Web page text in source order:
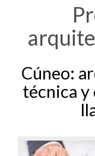
Cúneo:
técnica y